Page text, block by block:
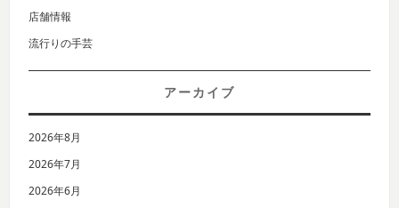
店舗情報
流行りの手芸
アーカイブ
2026年8月
2026年7月
2026年6月